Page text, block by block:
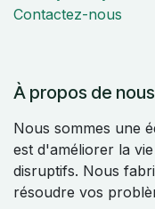
Contactez-nous
À propos de nous
Nous sommes une
est d'améliorer la
disruptifs. Nous
résoudre vos